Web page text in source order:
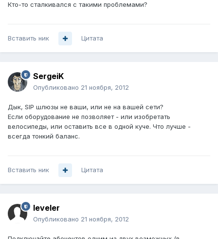
Кто-то сталкивался с такими проблемами?
Вставить ник Цитата
SergeiK
Опубликовано 21 ноября, 2012
Дык, SIP шлюзы не ваши, или не на вашей сети?
Если оборудование не позволяет - или изобретать
велосипеды, или оставить все в одной куче. Что лучше -
всегда тонкий баланс.
Вставить ник Цитата
leveler
Опубликовано 21 ноября, 2012